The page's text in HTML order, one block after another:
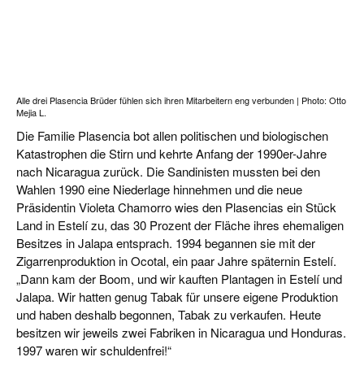
Alle drei Plasencia Brüder fühlen sich ihren Mitarbeitern eng verbunden | Photo: Otto
Mejia L.
Die Familie Plasencia bot allen politischen und biologischen
Katastrophen die Stirn und kehrte Anfang der 1990er-Jahre
nach Nicaragua zurück. Die Sandinisten mussten bei den
Wahlen 1990 eine Niederlage hinnehmen und die neue
Präsidentin Violeta Chamorro wies den Plasencias ein Stück
Land in Estelí zu, das 30 Prozent der Fläche ihres ehemaligen
Besitzes in Jalapa entsprach. 1994 begannen sie mit der
Zigarrenproduktion in Ocotal, ein paar Jahre späternin Estelí.
„Dann kam der Boom, und wir kauften Plantagen in Estelí und
Jalapa. Wir hatten genug Tabak für unsere eigene Produktion
und haben deshalb begonnen, Tabak zu verkaufen. Heute
besitzen wir jeweils zwei Fabriken in Nicaragua und Honduras.
1997 waren wir schuldenfrei!“